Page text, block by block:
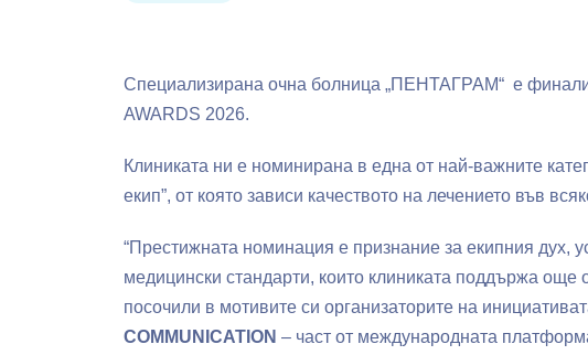
Специализирана очна болница „ПЕНТАГРАМ“ е
AWARDS 2026.
Клиниката ни е номинирана в една от най-важните
екип”, от която зависи качеството на лечението във
“Престижната номинация е признание за екипния дух,
медицински стандарти, които клиниката поддържа още
посочили в мотивите си организаторите на
COMMUNICATION – част от международната